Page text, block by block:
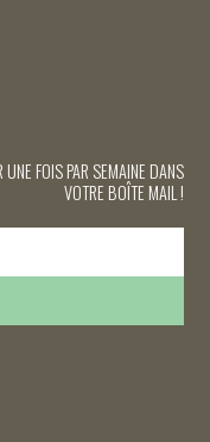
FOIS PAR SEMAINE DANS
VOTRE BOÎTE MAIL !